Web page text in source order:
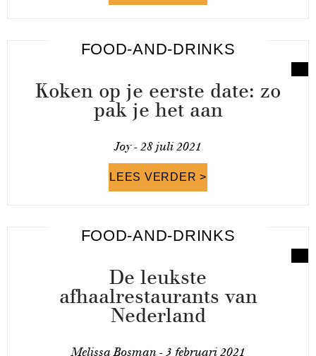
FOOD-AND-DRINKS
Koken op je eerste date: zo
pak je het aan
Joy - 28 juli 2021
LEES VERDER >
FOOD-AND-DRINKS
De leukste
afhaalrestaurants van
Nederland
Melissa Bosman - 3 februari 2021